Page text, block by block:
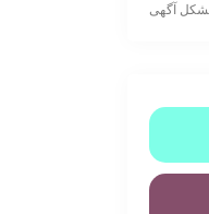
آگهی